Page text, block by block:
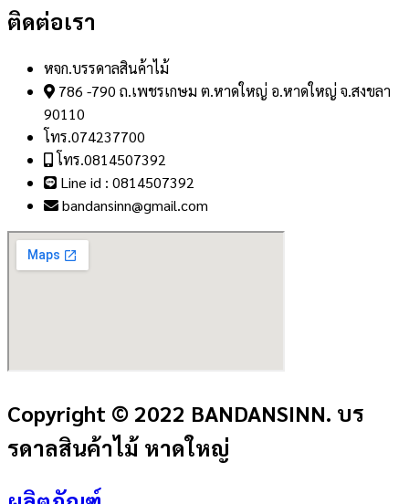
ติดต่อเรา
หจก.บรรดาลสินค้าไม้
786 -790 ถ.เพชรเกษม ต.หาดใหญ่ อ.หาดใหญ่ จ.สงขลา
90110
โทร.074237700
โทร.0814507392
Line id : 0814507392
bandansinn@gmail.com
Copyright © 2022 BANDANSINN. บร
รดาลสินค้าไม้ หาดใหญ่